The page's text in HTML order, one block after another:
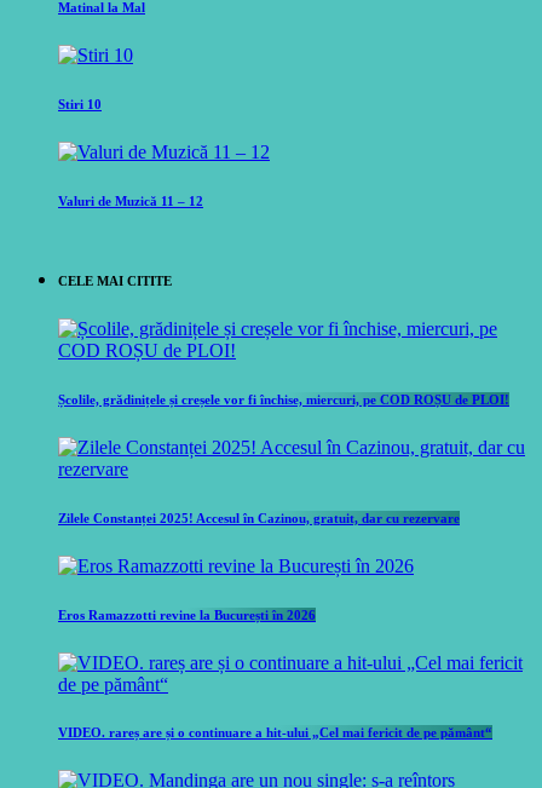
Matinal la Mal
Stiri 10
Valuri de Muzică 11 – 12
CELE MAI CITITE
Școlile, grădinițele și creșele vor fi închise, miercuri, pe COD ROȘU de PLOI!
Zilele Constanței 2025! Accesul în Cazinou, gratuit, dar cu rezervare
Eros Ramazzotti revine la București în 2026
VIDEO. rareș are și o continuare a hit-ului „Cel mai fericit de pe pământ“